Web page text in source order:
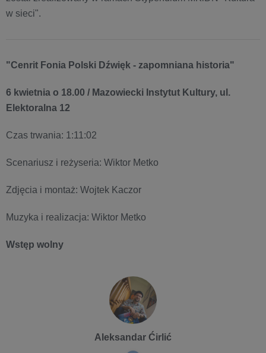
w sieci".
"Cenrit Fonia Polski Dźwięk - zapomniana historia"
6 kwietnia o 18.00 / Mazowiecki Instytut Kultury, ul.
Elektoralna 12
Czas trwania: 1:11:02
Scenariusz i reżyseria: Wiktor Metko
Zdjęcia i montaż: Wojtek Kaczor
Muzyka i realizacja: Wiktor Metko
Wstęp wolny
Aleksandar Ćirlić